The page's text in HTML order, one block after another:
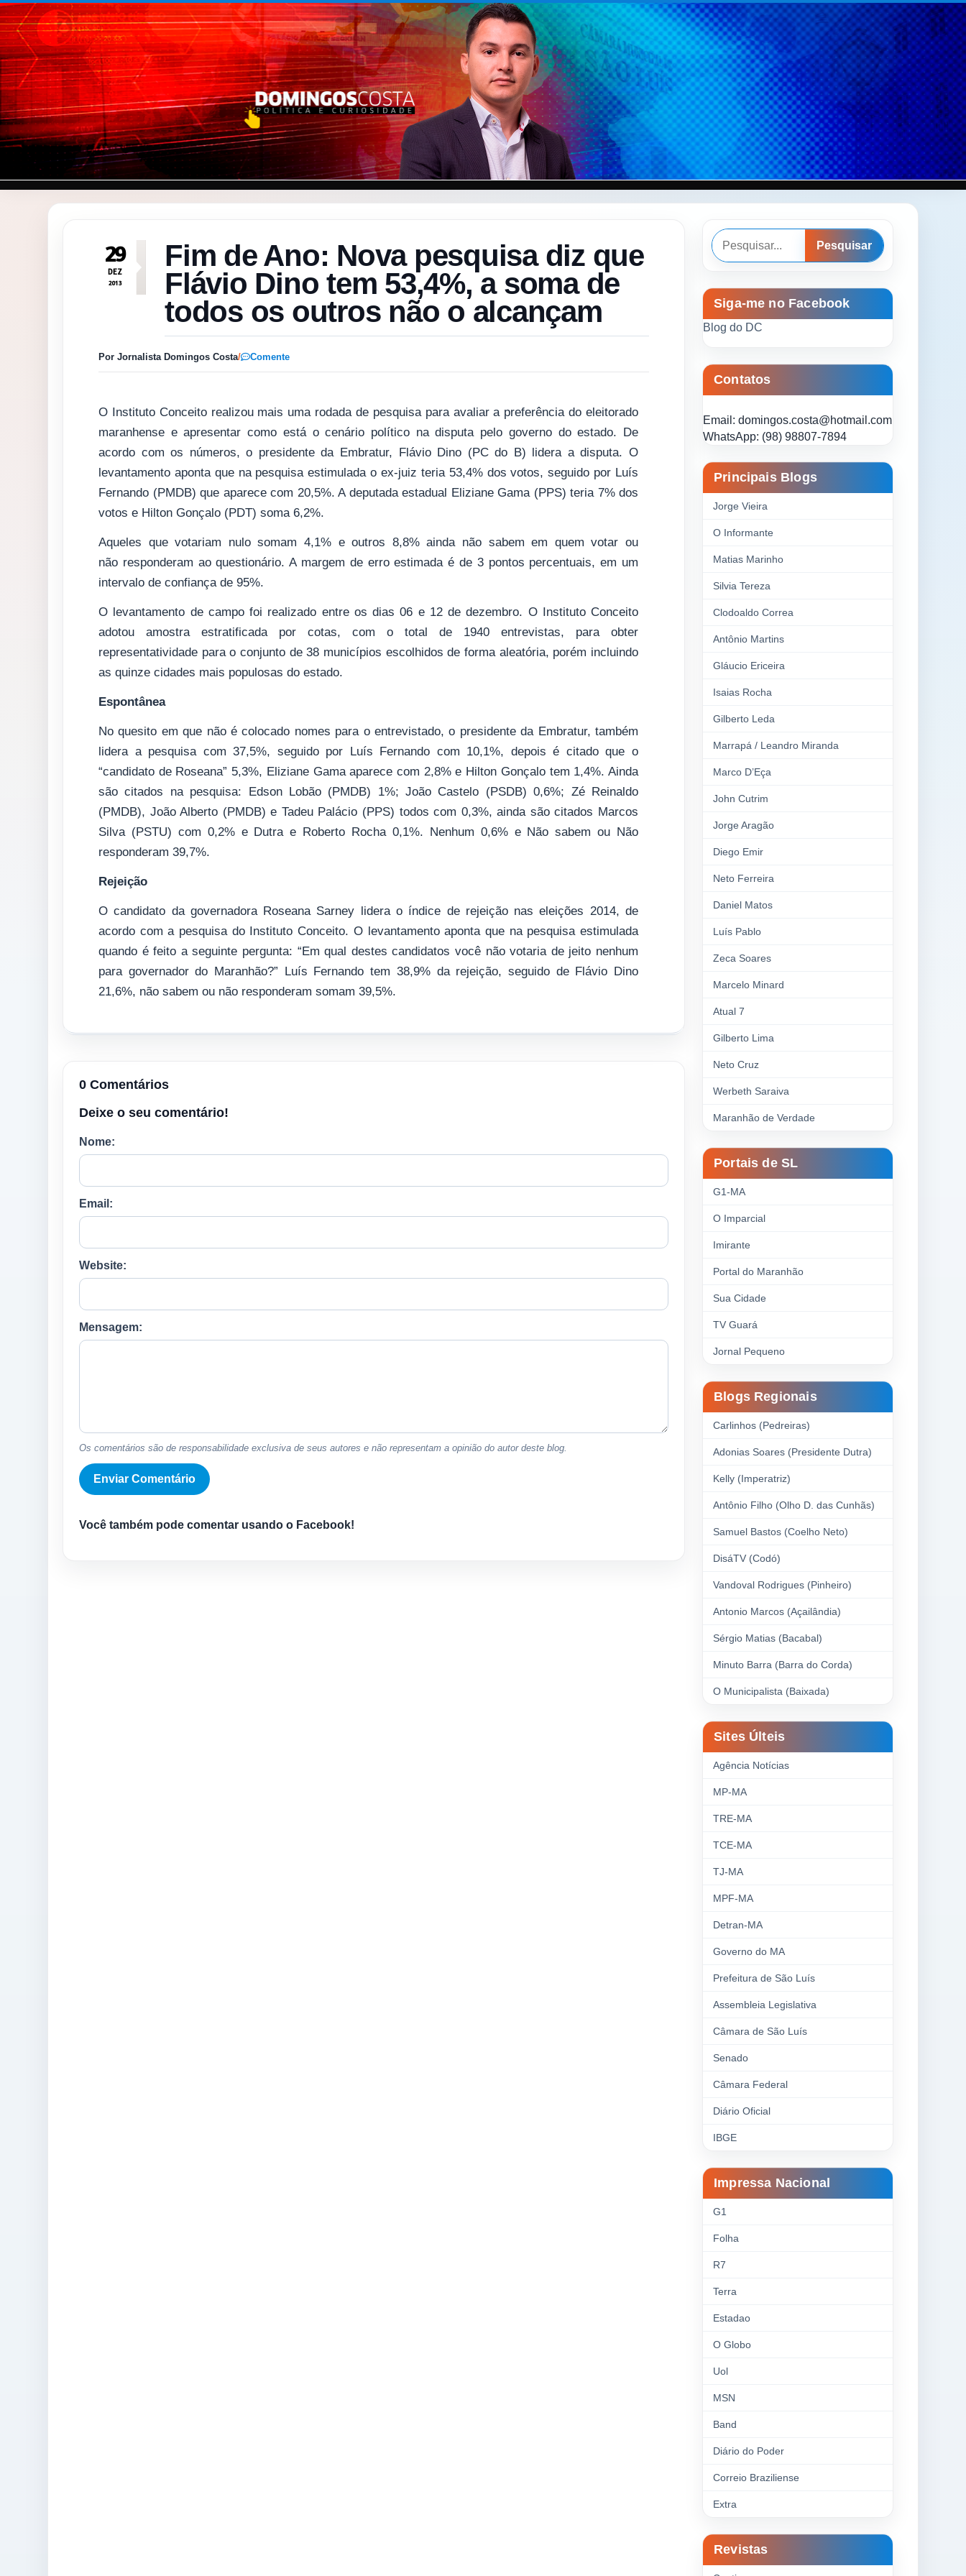
Pular para o conteúdo
29
DEZ
2013
Fim de Ano: Nova pesquisa diz que
Flávio Dino tem 53,4%, a soma de
todos os outros não o alcançam
Por Jornalista Domingos Costa/ Comente
O Instituto Conceito realizou mais uma rodada de pesquisa para avaliar a preferência do eleitorado
maranhense e apresentar como está o cenário político na disputa pelo governo do estado. De
acordo com os números, o presidente da Embratur, Flávio Dino (PC do B) lidera a disputa. O
levantamento aponta que na pesquisa estimulada o ex-juiz teria 53,4% dos votos, seguido por Luís
Fernando (PMDB) que aparece com 20,5%. A deputada estadual Eliziane Gama (PPS) teria 7% dos
votos e Hilton Gonçalo (PDT) soma 6,2%.
Aqueles que votariam nulo somam 4,1% e outros 8,8% ainda não sabem em quem votar ou
não responderam ao questionário. A margem de erro estimada é de 3 pontos percentuais, em um
intervalo de confiança de 95%.
O levantamento de campo foi realizado entre os dias 06 e 12 de dezembro. O Instituto Conceito
adotou amostra estratificada por cotas, com o total de 1940 entrevistas, para obter
representatividade para o conjunto de 38 municípios escolhidos de forma aleatória, porém incluindo
as quinze cidades mais populosas do estado.
Espontânea
No quesito em que não é colocado nomes para o entrevistado, o presidente da Embratur, também
lidera a pesquisa com 37,5%, seguido por Luís Fernando com 10,1%, depois é citado que o
“candidato de Roseana” 5,3%, Eliziane Gama aparece com 2,8% e Hilton Gonçalo tem 1,4%. Ainda
são citados na pesquisa: Edson Lobão (PMDB) 1%; João Castelo (PSDB) 0,6%; Zé Reinaldo
(PMDB), João Alberto (PMDB) e Tadeu Palácio (PPS) todos com 0,3%, ainda são citados Marcos
Silva (PSTU) com 0,2% e Dutra e Roberto Rocha 0,1%. Nenhum 0,6% e Não sabem ou Não
responderam 39,7%.
Rejeição
O candidato da governadora Roseana Sarney lidera o índice de rejeição nas eleições 2014, de
acordo com a pesquisa do Instituto Conceito. O levantamento aponta que na pesquisa estimulada
quando é feito a seguinte pergunta: “Em qual destes candidatos você não votaria de jeito nenhum
para governador do Maranhão?” Luís Fernando tem 38,9% da rejeição, seguido de Flávio Dino
21,6%, não sabem ou não responderam somam 39,5%.
0 Comentários
Deixe o seu comentário!
Nome:
Email:
Website:
Mensagem:
Os comentários são de responsabilidade exclusiva de seus autores e não representam a opinião do autor deste blog.
Você também pode comentar usando o Facebook!
Pesquisar
Pesquisar
Siga-me no Facebook
Blog do DC
Contatos
Email: domingos.costa@hotmail.com
WhatsApp: (98) 98807-7894
Principais Blogs
Jorge Vieira
O Informante
Matias Marinho
Silvia Tereza
Clodoaldo Correa
Antônio Martins
Gláucio Ericeira
Isaias Rocha
Gilberto Leda
Marrapá / Leandro Miranda
Marco D’Eça
John Cutrim
Jorge Aragão
Diego Emir
Neto Ferreira
Daniel Matos
Luís Pablo
Zeca Soares
Marcelo Minard
Atual 7
Gilberto Lima
Neto Cruz
Werbeth Saraiva
Maranhão de Verdade
Portais de SL
G1-MA
O Imparcial
Imirante
Portal do Maranhão
Sua Cidade
TV Guará
Jornal Pequeno
Blogs Regionais
Carlinhos (Pedreiras)
Adonias Soares (Presidente Dutra)
Kelly (Imperatriz)
Antônio Filho (Olho D. das Cunhãs)
Samuel Bastos (Coelho Neto)
DisáTV (Codó)
Vandoval Rodrigues (Pinheiro)
Antonio Marcos (Açailândia)
Sérgio Matias (Bacabal)
Minuto Barra (Barra do Corda)
O Municipalista (Baixada)
Sites Últeis
Agência Notícias
MP-MA
TRE-MA
TCE-MA
TJ-MA
MPF-MA
Detran-MA
Governo do MA
Prefeitura de São Luís
Assembleia Legislativa
Câmara de São Luís
Senado
Câmara Federal
Diário Oficial
IBGE
Impressa Nacional
G1
Folha
R7
Terra
Estadao
O Globo
Uol
MSN
Band
Diário do Poder
Correio Braziliense
Extra
Revistas